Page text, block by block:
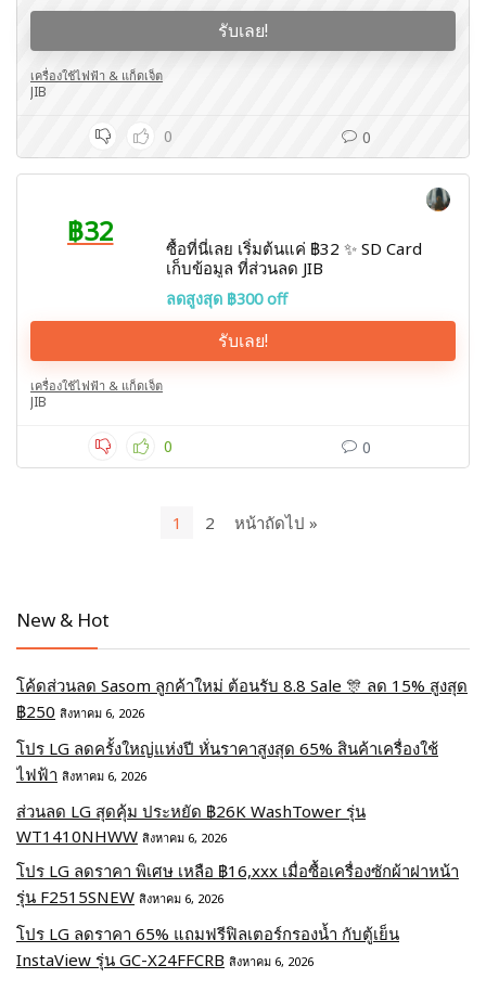
รับเลย!
เครื่องใช้ไฟฟ้า & แก็ดเจ็ต
JIB
0 0
฿32
ซื้อที่นี่เลย เริ่มต้นแค่ ฿32 ✨ SD Card
เก็บข้อมูล ที่ส่วนลด JIB
ลดสูงสุด ฿300 off
รับเลย!
เครื่องใช้ไฟฟ้า & แก็ดเจ็ต
JIB
0 0
1 2 หน้าถัดไป »
New & Hot
โค้ดส่วนลด Sasom ลูกค้าใหม่ ต้อนรับ 8.8 Sale 🎊 ลด 15% สูงสุด
฿250 สิงหาคม 6, 2026
โปร LG ลดครั้งใหญ่แห่งปี หั่นราคาสูงสุด 65% สินค้าเครื่องใช้
ไฟฟ้า สิงหาคม 6, 2026
ส่วนลด LG สุดคุ้ม ประหยัด ฿26K WashTower รุ่น
WT1410NHWW สิงหาคม 6, 2026
โปร LG ลดราคา พิเศษ เหลือ ฿16,xxx เมื่อซื้อเครื่องซักผ้าฝาหน้า
รุ่น F2515SNEW สิงหาคม 6, 2026
โปร LG ลดราคา 65% แถมฟรีฟิลเตอร์กรองน้ำ กับตู้เย็น
InstaView รุ่น GC-X24FFCRB สิงหาคม 6, 2026